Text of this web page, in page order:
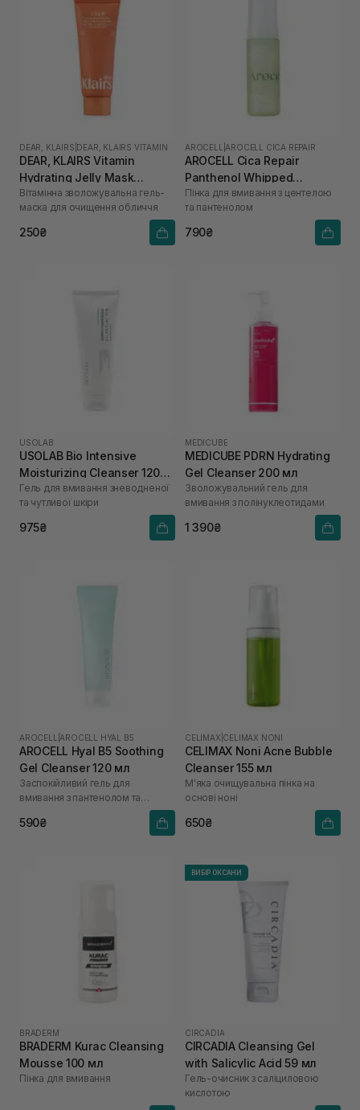
DEAR, KLAIRS DEAR, KLAIRS VITAMIN
DEAR, KLAIRS Vitamin
Hydrating Jelly Mask
Cleanser 20 мл
Вітамінна зволожувальна гель-
маска для очищення обличчя
250₴
AROCELL AROCELL CICA REPAIR
AROCELL Cica Repair
Panthenol Whipped
Cleanser 160 г
Пінка для вмивання з центелою
та пантенолом
790₴
USOLAB
USOLAB Bio Intensive
Moisturizing Cleanser 120
мл
Гель для вмивання зневодненої
та чутливої шкіри
975₴
MEDICUBE
MEDICUBE PDRN Hydrating
Gel Cleanser 200 мл
Зволожувальний гель для
вмивання з полінуклеотидами
1 390₴
AROCELL AROCELL HYAL B5
AROCELL Hyal B5 Soothing
Gel Cleanser 120 мл
Заспокійливий гель для
вмивання з пантенолом та
590₴
CELIMAX CELIMAX NONI
CELIMAX Noni Acne Bubble
Cleanser 155 мл
М'яка очищувальна пінка на
основі ноні
650₴
BRADERM
BRADERM Kurac Cleansing
Mousse 100 мл
Пінка для вмивання
ВИБІР ОКСАНИ
CIRCADIA
CIRCADIA Cleansing Gel
with Salicylic Acid 59 мл
Гель-очисник з саліциловою
кислотою